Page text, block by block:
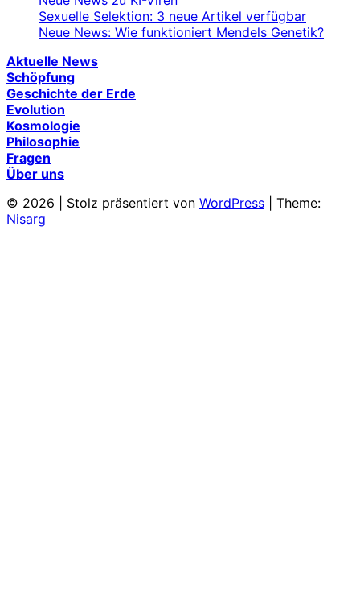
Sexuelle Selektion: 3 neue Artikel verfügbar
Neue News: Wie funktioniert Mendels Genetik?
Aktuelle News
Schöpfung
Geschichte der Erde
Evolution
Kosmologie
Philosophie
Fragen
Über uns
© 2026
Stolz präsentiert von WordPress
Theme:
Nisarg